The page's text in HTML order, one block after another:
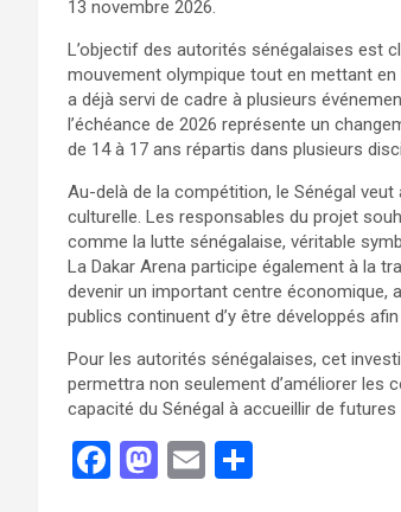
13 novembre 2026.
L’objectif des autorités sénégalaises est
mouvement olympique tout en mettant
a déjà servi de cadre à plusieurs
l’échéance de 2026 représente un
de 14 à 17 ans répartis dans plusieurs
Au-delà de la compétition, le Sénégal
culturelle. Les responsables du projet
comme la lutte sénégalaise, véritable
La Dakar Arena participe également à la
devenir un important centre
publics continuent d’y être développés
Pour les autorités sénégalaises, cet
permettra non seulement d’améliorer les
capacité du Sénégal à accueillir de
F
M
E